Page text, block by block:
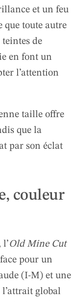
et un feu
que toute autre
de
en font un
l’attention
taille offre
que la
par son éclat
couleur
Old Mine Cut
pour un
(I-M) et une
global